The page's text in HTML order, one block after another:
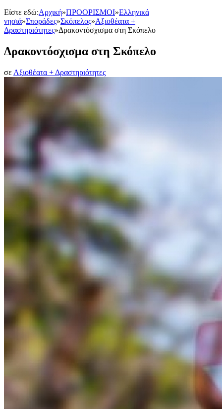
Είστε εδώ:Αρχική»ΠΡΟΟΡΙΣΜΟΙ»Ελληνικά
νησιά»Σποράδες»Σκόπελος»Αξιοθέατα +
Δραστηριότητες»Δρακοντόσχισμα στη Σκόπελο
Δρακοντόσχισμα στη Σκόπελο
σε Αξιοθέατα + Δραστηριότητες